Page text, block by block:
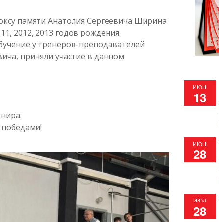
памяти Анатолия Сергеевича Ширина
2012, 2013 годов рождения.
у тренеров-преподавателей
приняли участие в данном
ИЮН
13
ИЮН
28
ИЮЛ
28